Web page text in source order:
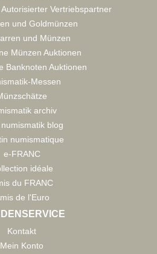
Vertriebspartner
und Goldmünzen
und Münzen
Münzen Auktionen
Banknoten Auktionen
Messen
archiv
blog
numismatique
e-FRANC
idéale
du FRANC
de l'Euro
Kontakt
Mein Konto